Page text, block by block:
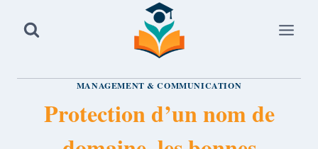
MANAGEMENT & COMMUNICATION
Protection d’un nom de